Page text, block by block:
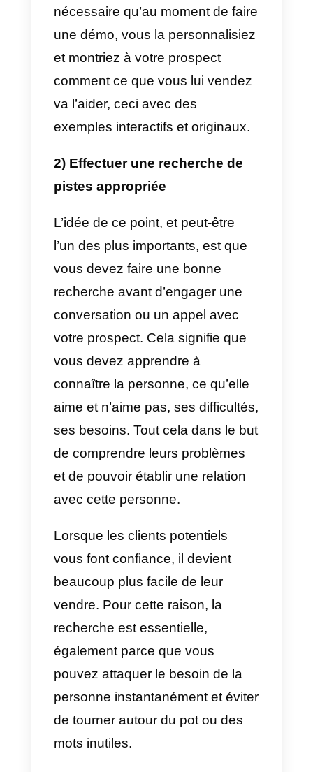
imprévus
Lorsque le No-show survient
cette raison, il n’y a pas grand-
chose à faire. Les urgences sont
juste ça, des urgences. On ne
peut pas éviter les coïncidences
a une urgence, elle se perd
pendant un long moment et
concentre son attention sur ce
que vous lui présentez.
5 conseils pour éliminer les
No-Shows
1) Personnalisez et rendez vos
démonstrations interactives
Selon des études réalisées, il a
été démontré que les
présentations qui ne sont pas
interactives ou qui ne sont pas
personnalisées et ne démontrent
pas la valeur du produit au lead.
temps, car le prospect n’achète